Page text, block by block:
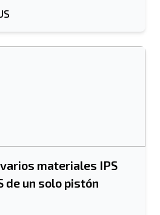
electrónico
materiales IPS
de un solo pistón
de texto al dispositivo